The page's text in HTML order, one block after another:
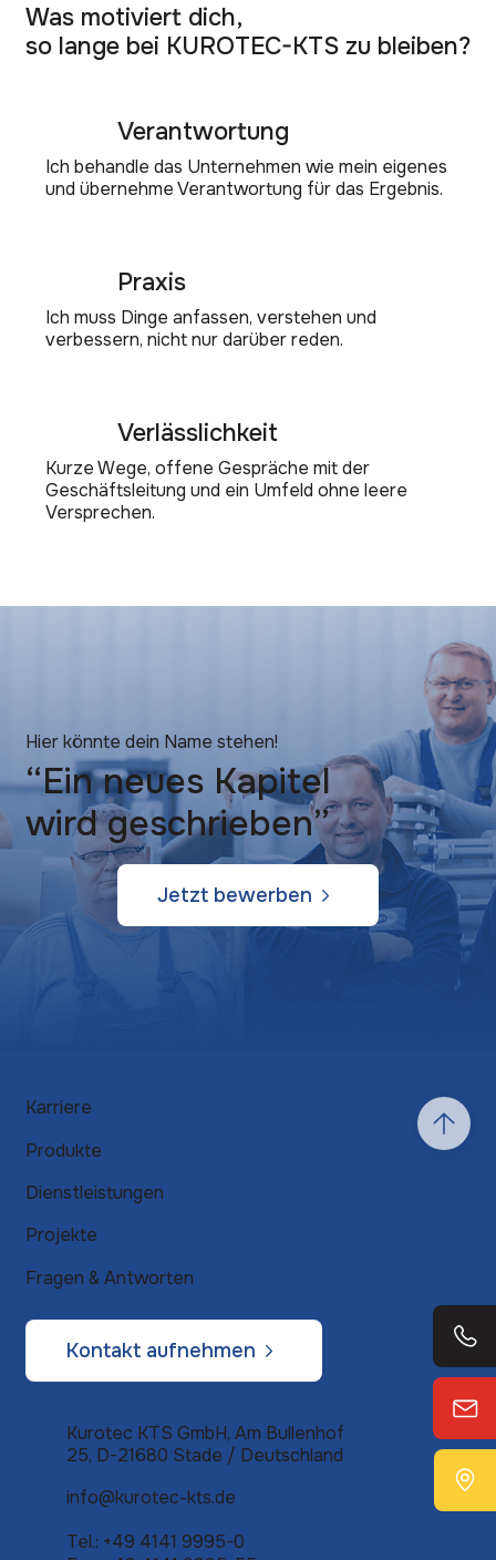
Ich behandle das Unternehmen wie mein eigenes
und übernehme Verantwortung für das Ergebnis.
Verantwortung
Ich muss Dinge anfassen, verstehen und
verbessern, nicht nur darüber reden.
Praxis
Kurze Wege, offene Gespräche mit der
Geschäftsleitung und ein Umfeld ohne leere
Versprechen.
Verlässlichkeit
Was motiviert dich,
so lange bei KUROTEC-KTS zu bleiben?
Hier könnte dein Name stehen!
“Ein neues Kapitel
wird geschrieben”
Jetzt bewerben
Tel.: +49 4141 9995-0
Kurotec KTS GmbH, Am Bullenhof
25, D-21680 Stade / Deutschland
info@kurotec-kts.de
Karriere
Produkte
Dienstleistungen
Projekte
Fragen & Antworten
Kontakt aufnehmen